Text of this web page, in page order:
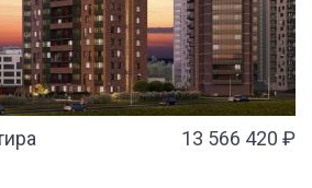
13 566 420 ₽